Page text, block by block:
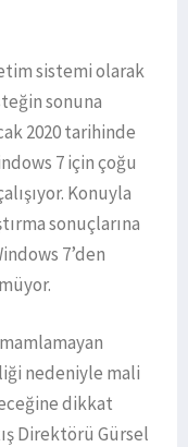
sistemi olarak
sonuna
2020 tarihinde
7 için çoğu
Konuyla
sonuçlarına
7’den
nedeniyle mali
dikkat
Direktörü Gürsel